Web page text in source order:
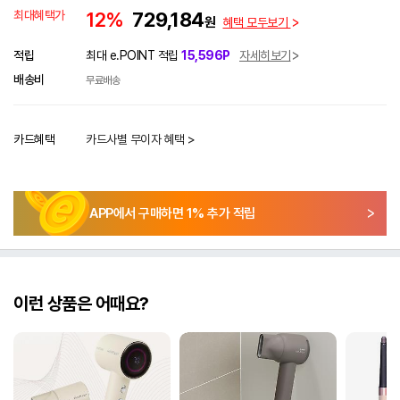
최대혜택가
12% 729,184원 혜택 모두보기
적립 최대 e.POINT 적립 15,596P
자세히보기
배송비
무료배송
카드혜택 카드사별 무이자 혜택 >
APP에서 구매하면 1% 추가 적립
이런 상품은 어때요?